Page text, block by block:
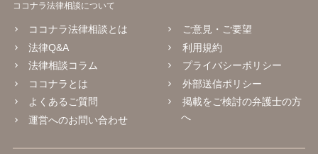
ココナラ法律相談について
ココナラ法律相談とは
法律Q&A
法律相談コラム
ココナラとは
よくあるご質問
運営へのお問い合わせ
ご意見・ご要望
利用規約
プライバシーポリシー
外部送信ポリシー
掲載をご検討の弁護士の方
へ